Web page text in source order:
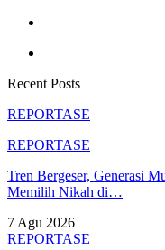
Recent Posts
REPORTASE
REPORTASE
Tren Bergeser, Generasi
Memilih Nikah di…
7 Agu 2026
REPORTASE